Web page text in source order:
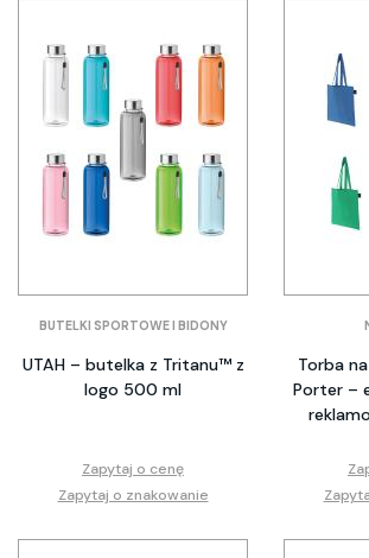
BUTELKI SPORTOWE I BIDONY
UTAH – butelka z Tritanu™ z
logo 500 ml
Zapytaj o cenę
Zapytaj o znakowanie
Torba
Porter –